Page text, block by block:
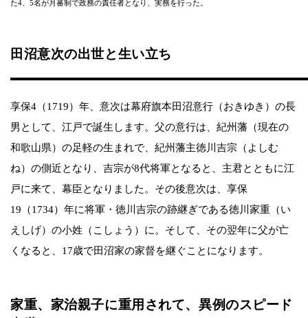
た4、5名が月蕃制で政務の責任者となり、実務を行った。
田沼意次の出世と生い立ち
享保4（1719）年、意次は幕府旗本田沼意行（おきゆき）の長
男として、江戸で誕生します。父の意行は、紀州藩（現在の
和歌山県）の足軽の生まれで、紀州藩主徳川吉宗（よしむ
ね）の側近となり、吉宗が8代将軍となると、主君とともに江
戸に来て、幕臣となりました。その後意次は、享保
19（1734）年に将軍・徳川吉宗の跡継ぎである徳川家重（い
えしげ）の小姓（こしょう）に。そして、その翌年に父が亡
くなると、17歳で田沼家の家督を継ぐことになります。
家重、家治親子に重用されて、異例のスピード